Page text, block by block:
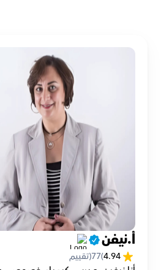
أ.نيفن
4.94
(
77(تقييم